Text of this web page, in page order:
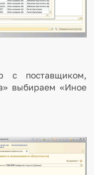
с поставщиком,
выбираем «Иное